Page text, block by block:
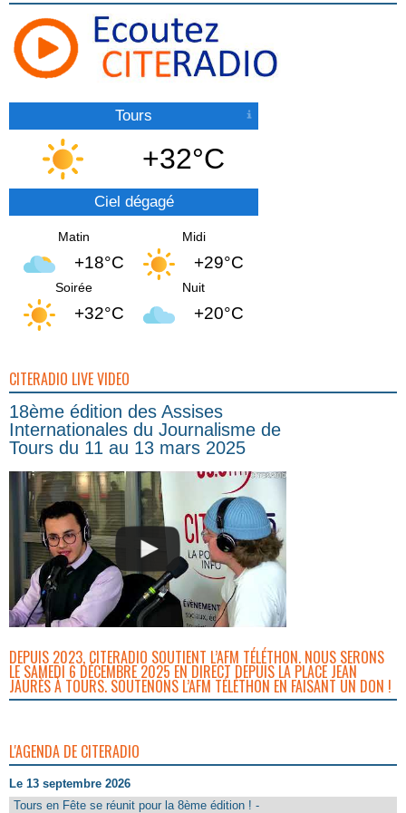
Tours
+32°C
Ciel dégagé
Matin
+18°C
Midi
+29°C
Soirée
+32°C
Nuit
+20°C
CITERADIO LIVE VIDEO
18ème édition des Assises
Internationales du Journalisme de
Tours du 11 au 13 mars 2025
DEPUIS 2023, CITERADIO SOUTIENT L’AFM TÉLÉTHON. NOUS SERONS
LE SAMEDI 6 DÉCEMBRE 2025 EN DIRECT DEPUIS LA PLACE JEAN
JAURÈS À TOURS. SOUTENONS L’AFM TÉLÉTHON EN FAISANT UN DON !
L'AGENDA DE CITERADIO
Le 13 septembre 2026
Tours en Fête se réunit pour la 8ème édition ! -